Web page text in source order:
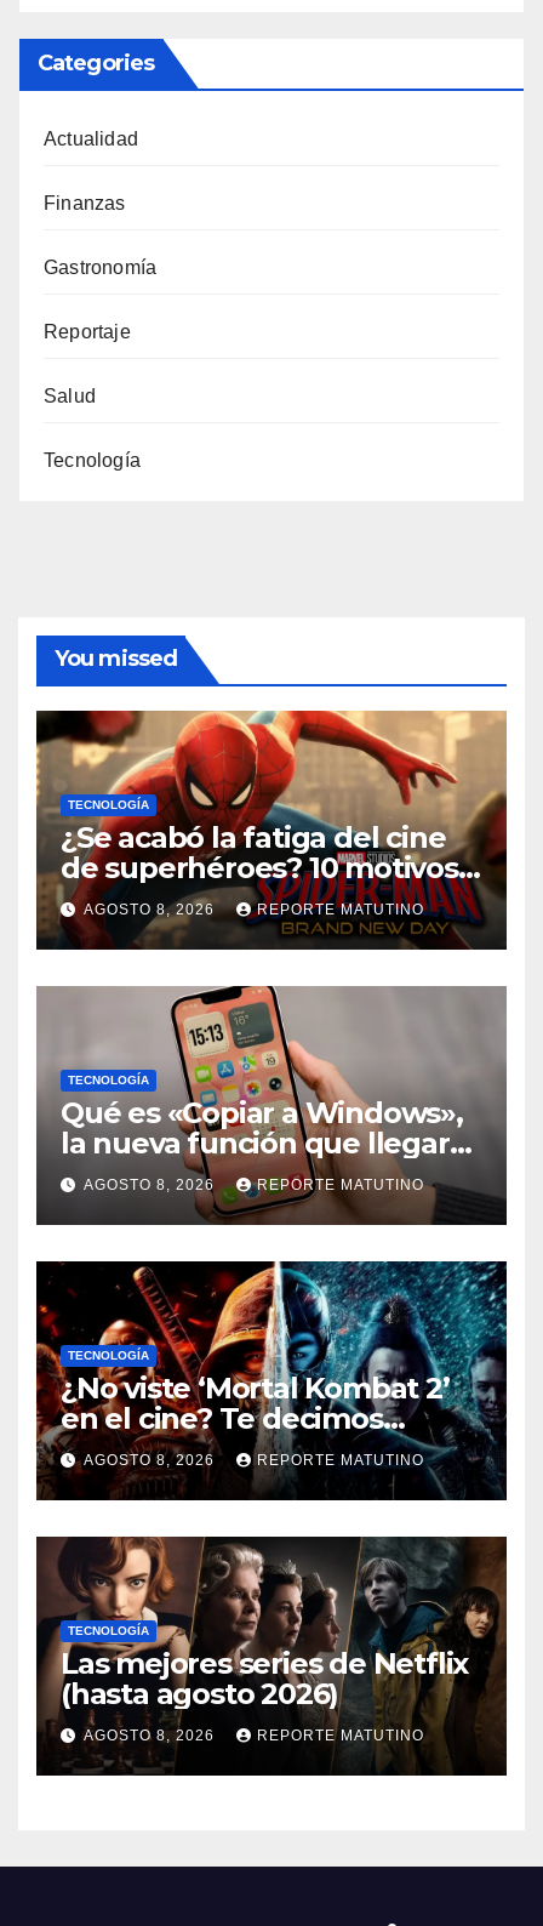
Categories
Actualidad
Finanzas
Gastronomía
Reportaje
Salud
Tecnología
You missed
TECNOLOGÍA
¿Se acabó la fatiga del cine
de superhéroes? 10 motivos
por los que ‘Spider-Man:
Brand New Day» desmiente
esa teoría
AGOSTO 8, 2026 REPORTE MATUTINO
TECNOLOGÍA
Qué es «Copiar a Windows»,
la nueva función que llegará
al iPhone solo para Europa
AGOSTO 8, 2026 REPORTE MATUTINO
TECNOLOGÍA
¿No viste ‘Mortal Kombat 2’
en el cine? Te decimos
dónde verla en streaming
ahora mismo y te damos tres
razones para hacerlo
AGOSTO 8, 2026 REPORTE MATUTINO
TECNOLOGÍA
Las mejores series de Netflix
(hasta agosto 2026)
AGOSTO 8, 2026 REPORTE MATUTINO